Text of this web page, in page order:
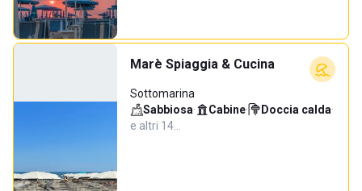
Marè Spiaggia & Cucina
Sottomarina
Sabbiosa· Cabine· Doccia calda·
e altri 14…